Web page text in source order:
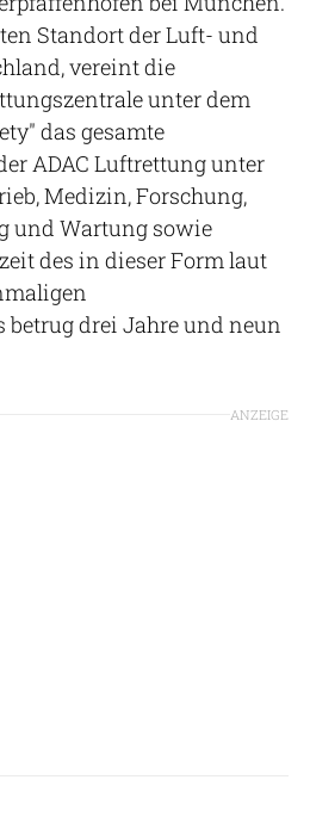
Standort der Luft- und
vereint die
unter dem
das gesamte
ADAC Luftrettung unter
Medizin, Forschung,
und Wartung sowie
des in dieser Form laut
drei Jahre und neun
ANZEIGE